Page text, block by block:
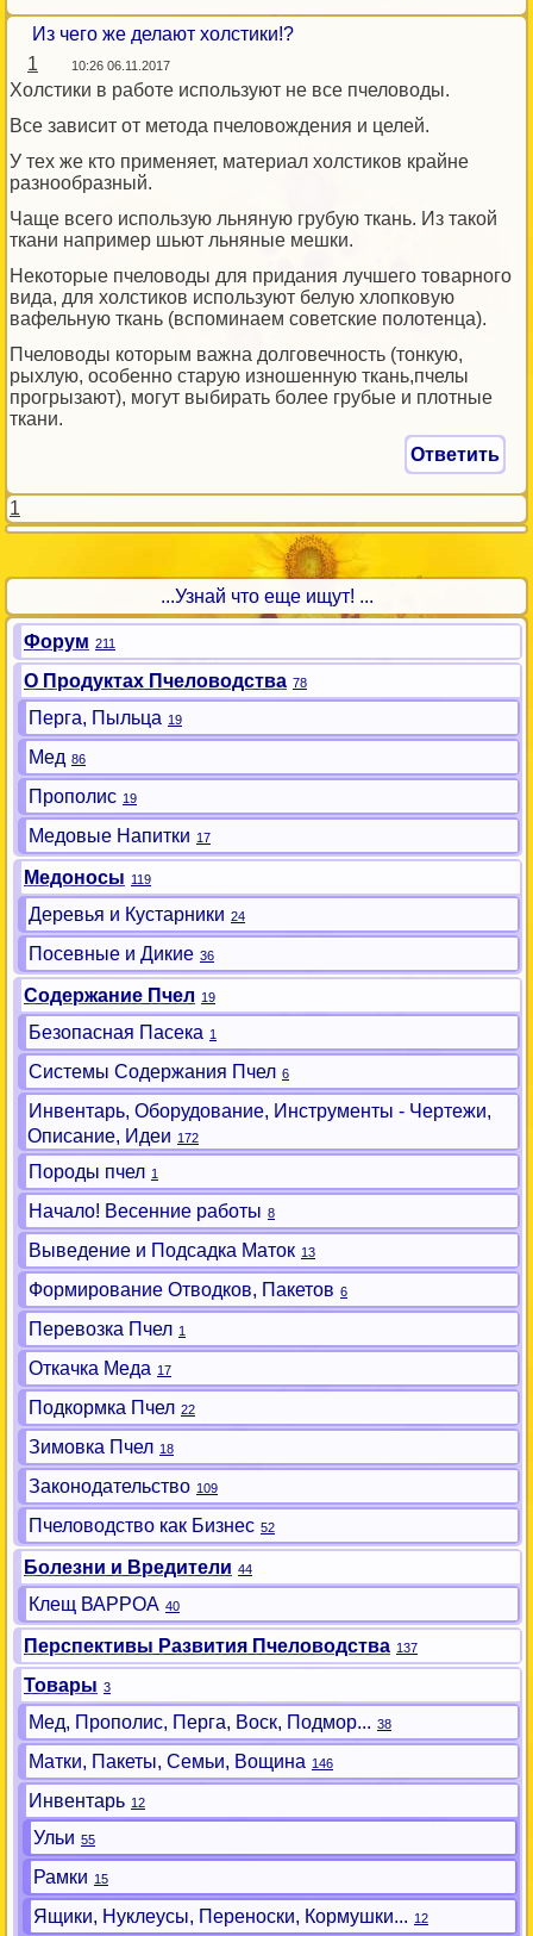
Из чего же делают холстики!?
1
10:26 06.11.2017
Холстики в работе используют не все пчеловоды.
Все зависит от метода пчеловождения и целей.
У тех же кто применяет, материал холстиков крайне
разнообразный.
Чаще всего использую льняную грубую ткань. Из такой
ткани например шьют льняные мешки.
Некоторые пчеловоды для придания лучшего товарного
вида, для холстиков используют белую хлопковую
вафельную ткань (вспоминаем советские полотенца).
Пчеловоды которым важна долговечность (тонкую,
рыхлую, особенно старую изношенную ткань,пчелы
прогрызают), могут выбирать более грубые и плотные
ткани.
Ответить
1
...Узнай что еще ищут! ...
Форум 211
О Продуктах Пчеловодства 78
Перга, Пыльца 19
Мед 86
Прополис 19
Медовые Напитки 17
Медоносы 119
Деревья и Кустарники 24
Посевные и Дикие 36
Содержание Пчел 19
Безопасная Пасека 1
Системы Содержания Пчел 6
Инвентарь, Оборудование, Инструменты - Чертежи,
Описание, Идеи 172
Породы пчел 1
Начало! Весенние работы 8
Выведение и Подсадка Маток 13
Формирование Отводков, Пакетов 6
Перевозка Пчел 1
Откачка Меда 17
Подкормка Пчел 22
Зимовка Пчел 18
Законодательство 109
Пчеловодство как Бизнес 52
Болезни и Вредители 44
Клещ ВАРРОА 40
Перспективы Развития Пчеловодства 137
Товары 3
Мед, Прополис, Перга, Воск, Подмор... 38
Матки, Пакеты, Семьи, Вощина 146
Инвентарь 12
Ульи 55
Рамки 15
Ящики, Нуклеусы, Переноски, Кормушки... 12